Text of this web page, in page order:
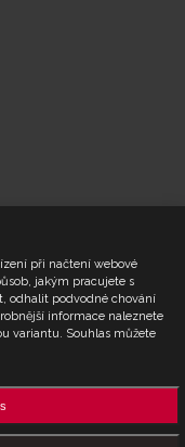
při načtení webové
jakým pracujete s
odhalit podvodné chování
informace naleznete
variantu. Souhlas můžete